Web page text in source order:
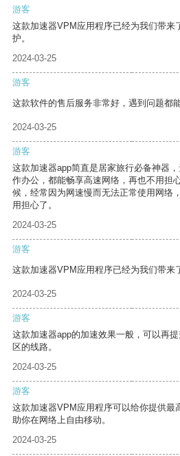
游客
这款加速器VPM应用程序已经为我们带来
护。
2024-03-25
游客
这款软件的售后服务非常好，遇到问题都
2024-03-25
游客
这款加速器app简直是居家旅行必备神器
作办公，都能畅享高速网络，再也不用担
候，经常因为网速慢而无法正常使用网络
用担心了。
2024-03-25
游客
这款加速器VPM应用程序已经为我们带来
2024-03-25
游客
这款加速器app的加速效果一般，可以再
区的线路。
2024-03-25
游客
这款加速器VPM应用程序可以给你提供最
助你在网络上自由移动。
2024-03-25